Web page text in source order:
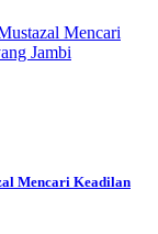
Mencari Keadilan